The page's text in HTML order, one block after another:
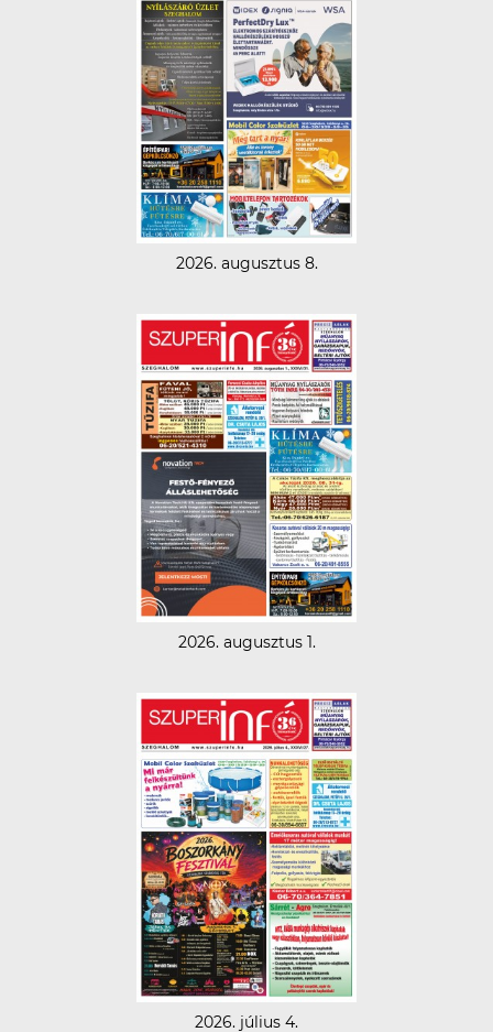
2026. augusztus 8.
2026. augusztus 1.
2026. július 4.